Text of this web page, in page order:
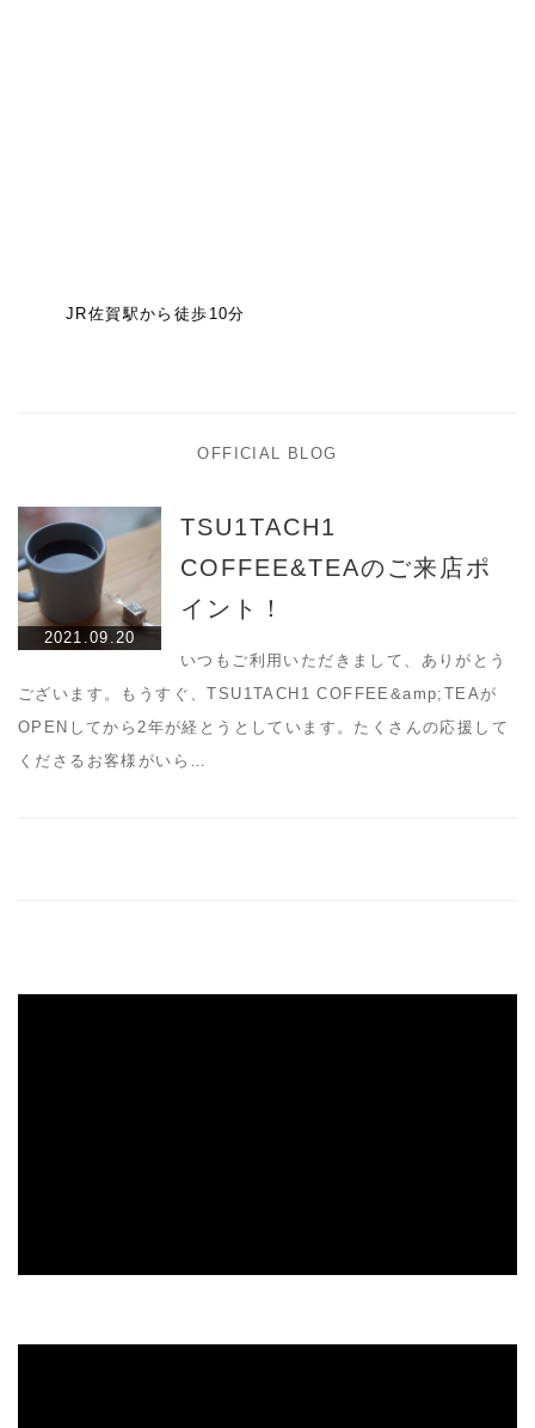
JR佐賀駅から徒歩10分
OFFICIAL BLOG
2021.09.20
TSU1TACH1
COFFEE&TEAのご来店ポ
イント！
いつもご利用いただきまして、ありがとう
ございます。もうすぐ、TSU1TACH1 COFFEE&amp;TEAが
OPENしてから2年が経とうとしています。たくさんの応援して
くださるお客様がいら…